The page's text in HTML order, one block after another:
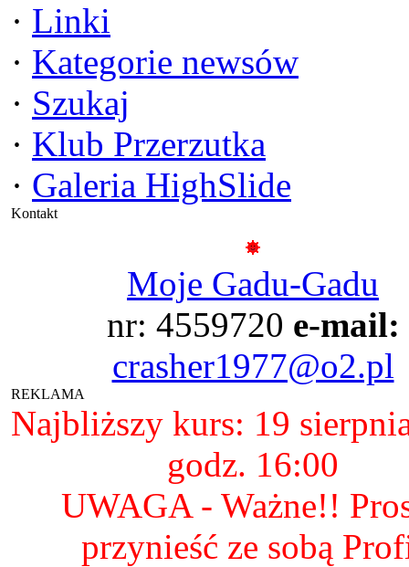
· Linki
· Kategorie newsów
· Szukaj
· Klub Przerzutka
· Galeria HighSlide
Kontakt
Moje Gadu-Gadu
nr: 4559720 e-mail:
crasher1977@o2.pl
REKLAMA
Najbliższy kurs: 19
godz. 16:00
UWAGA - Ważne!!
przynieść ze sobą